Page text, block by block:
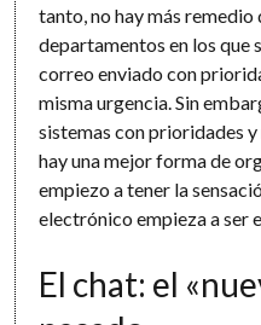
tanto, no hay más remedio
departamentos en los que
correo enviado con
misma urgencia. Sin
sistemas con prioridades
hay una mejor forma de
empiezo a tener la
electrónico empieza a ser
El chat: el